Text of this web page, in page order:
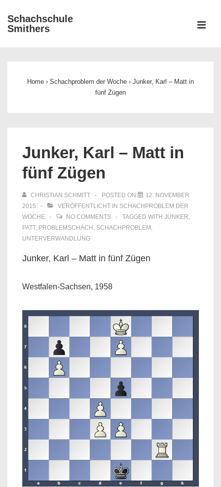
Zum
Inhalt
Schachschule
Smithers
Home › Schachproblem der Woche › Junker, Karl – Matt in
fünf Zügen
Junker, Karl – Matt in
fünf Zügen
CHRISTIAN SCHMITT POSTED ON
12. NOVEMBER
2015
VERÖFFENTLICHT IN SCHACHPROBLEM DER
WOCHE
NO COMMENTS TAGGED WITH JUNKER,
PATT, PROBLEMSCHACH , SCHACHPROBLEM ,
UNTERVERWANDLUNG
Junker, Karl – Matt in fünf Zügen
Westfalen-Sachsen, 1958